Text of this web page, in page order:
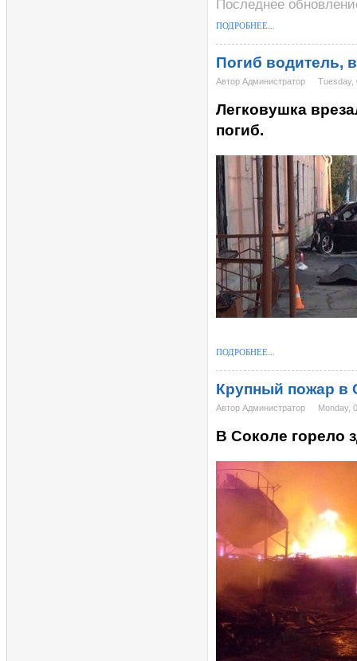
Последнее
ПОДРОБНЕЕ...
Погиб водитель,
Автор Администратор Tuesday,
Легковушка
погиб.
ПОДРОБНЕЕ...
Крупный пожар в
Автор Администратор Monday,
В Соколе горело